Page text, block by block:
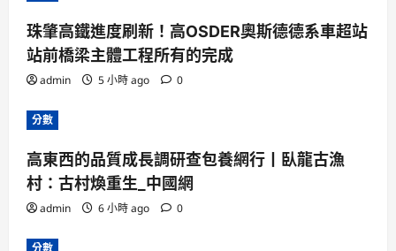
珠肇高鐵進度刷新！高OSDER奧斯德德系車超站
站前橋梁主體工程所有的完成
admin 5 小時 ago 0
分數
高東西的品質成長調研查包養網行丨臥龍古漁
村：古村煥重生_中國網
admin 6 小時 ago 0
分數